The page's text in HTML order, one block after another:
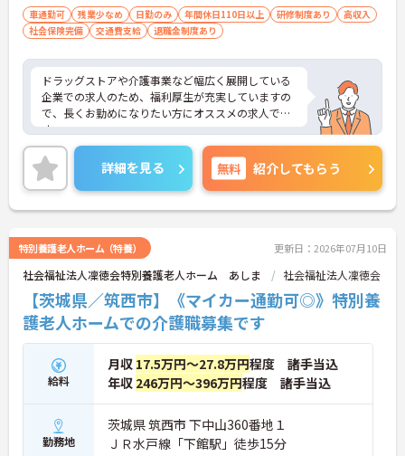
車通勤可 残業少なめ 日勤のみ 年間休日110日以上 研修制度あり
高収入
社会保険完備
交通費支給 退職金制度あり
ドラッグストアや介護事業など幅広く展開している
企業での求人のため、福利厚生が充実していますの
で、長くお勤めになりたい方にオススメの求人で
す。
ご興味のある方は面接のポイントなどをお話しいた
します。
詳細を見る 無料 紹介してもらう
特別養護老人ホーム（特養） 更新日：2026年07月10日
社会福祉法人凜徳会特別養護老人ホーム あしま 社会福祉法人凜徳会
【茨城県／筑西市】《マイカー通勤可◎》特別養
護老人ホームでの介護職募集です
給料
月収 17.5万円～27.8万円程度 諸手当込
年収 246万円～396万円程度 諸手当込
勤務地
茨城県 筑西市 下中山360番地１
ＪＲ水戸線「下館駅」徒歩15分